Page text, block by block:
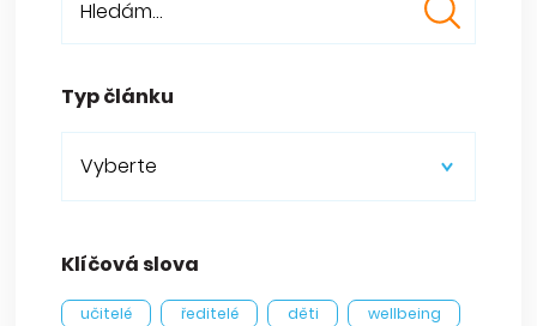
Typ článku
Vyberte
Klíčová slova
učitelé ředitelé děti
wellbeing